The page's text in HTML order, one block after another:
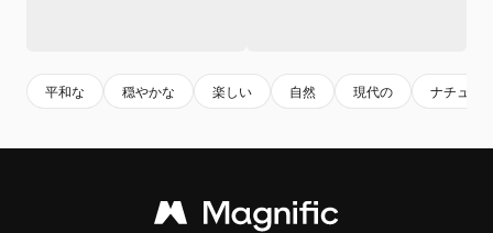
平和な 穏やかな 楽しい 自然 現代の ナチュラ